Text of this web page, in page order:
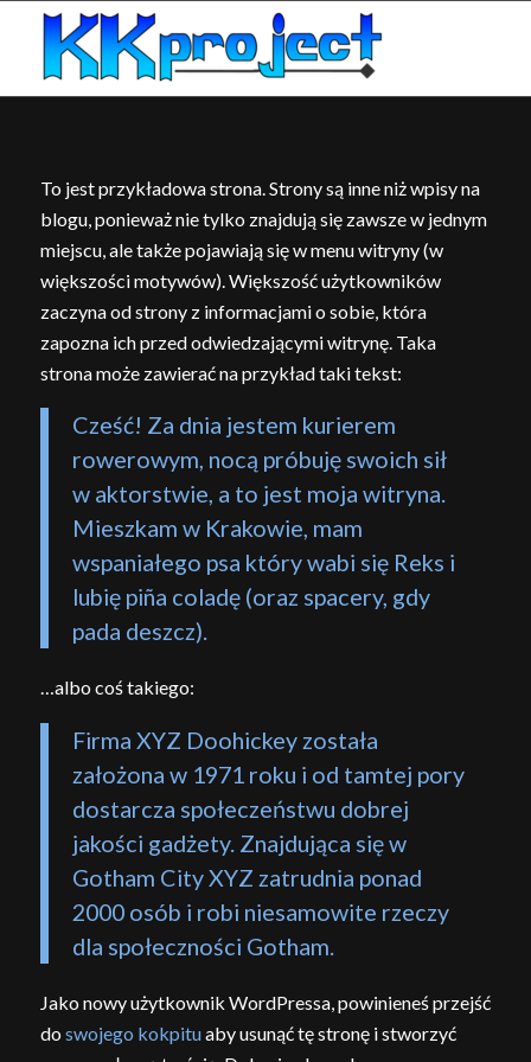
To jest przykładowa strona. Strony są inne niż wpisy na
blogu, ponieważ nie tylko znajdują się zawsze w jednym
miejscu, ale także pojawiają się w menu witryny (w
większości motywów). Większość użytkowników
zaczyna od strony z informacjami o sobie, która
zapozna ich przed odwiedzającymi witrynę. Taka
strona może zawierać na przykład taki tekst:
Cześć! Za dnia jestem kurierem
rowerowym, nocą próbuję swoich sił
w aktorstwie, a to jest moja witryna.
Mieszkam w Krakowie, mam
wspaniałego psa który wabi się Reks i
lubię piña coladę (oraz spacery, gdy
pada deszcz).
…albo coś takiego:
Firma XYZ Doohickey została
założona w 1971 roku i od tamtej pory
dostarcza społeczeństwu dobrej
jakości gadżety. Znajdująca się w
Gotham City XYZ zatrudnia ponad
2000 osób i robi niesamowite rzeczy
dla społeczności Gotham.
Jako nowy użytkownik WordPressa, powinieneś przejść
do swojego kokpituaby usunąć tę stronę i stworzyć